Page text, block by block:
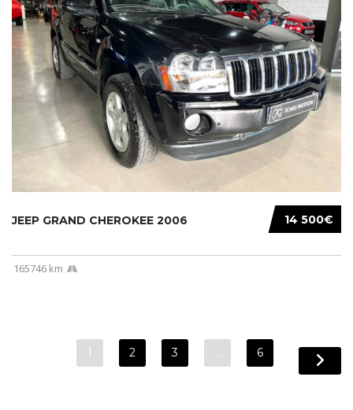
14 500€
JEEP GRAND CHEROKEE 2006
165746 km
1 2 3 … 6